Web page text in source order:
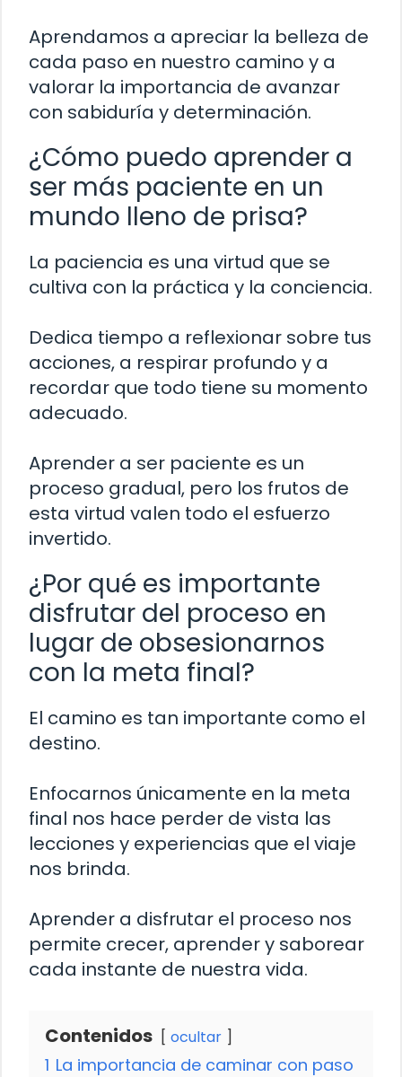
Aprendamos a apreciar la belleza de
cada paso en nuestro camino y a
valorar la importancia de avanzar
con sabiduría y determinación.
¿Cómo puedo aprender a
ser más paciente en un
mundo lleno de prisa?
La paciencia es una virtud que se
cultiva con la práctica y la conciencia.
Dedica tiempo a reflexionar sobre tus
acciones, a respirar profundo y a
recordar que todo tiene su momento
adecuado.
Aprender a ser paciente es un
proceso gradual, pero los frutos de
esta virtud valen todo el esfuerzo
invertido.
¿Por qué es importante
disfrutar del proceso en
lugar de obsesionarnos
con la meta final?
El camino es tan importante como el
destino.
Enfocarnos únicamente en la meta
final nos hace perder de vista las
lecciones y experiencias que el viaje
nos brinda.
Aprender a disfrutar el proceso nos
permite crecer, aprender y saborear
cada instante de nuestra vida.
Contenidos ocultar
1 La importancia de caminar con paso